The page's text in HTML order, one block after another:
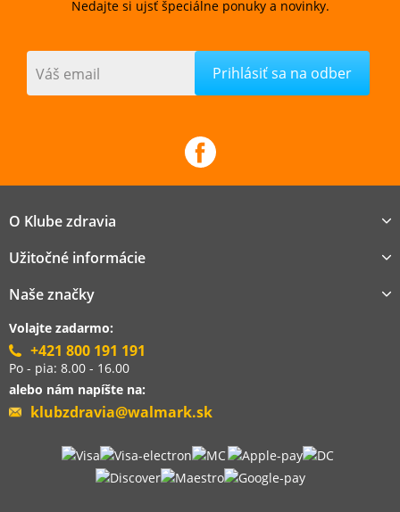
Nedajte si ujsť špeciálne ponuky a novinky.
Váš email
O Klube zdravia
Užitočné informácie
Naše značky
Volajte zadarmo:
+421 800 191 191
Po - pia: 8.00 - 16.00
alebo nám napíšte na:
klubzdravia@walmark.sk